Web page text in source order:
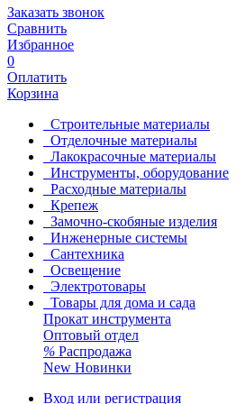
Заказать звонок
Сравнить
Избранное
0
Оплатить
Корзина
Строительные материалы
Отделочные материалы
Лакокрасочные материалы
Инструменты, оборудование
Расходные материалы
Крепеж
Замочно-скобяные изделия
Инженерные системы
Сантехника
Освещение
Электротовары
Товары для дома и сада
Прокат инструмента
Оптовый отдел
% Распродажа
New Новинки
Вход или регистрация